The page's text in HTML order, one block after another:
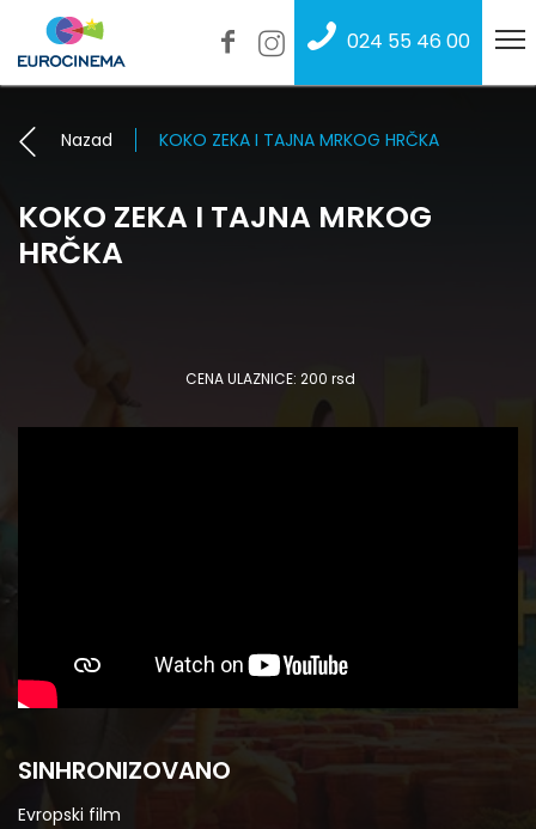
024 55 46 00
Nazad KOKO ZEKA I TAJNA MRKOG HRČKA
KOKO ZEKA I TAJNA MRKOG
HRČKA
CENA ULAZNICE: 200 rsd
SINHRONIZOVANO
Evropski film